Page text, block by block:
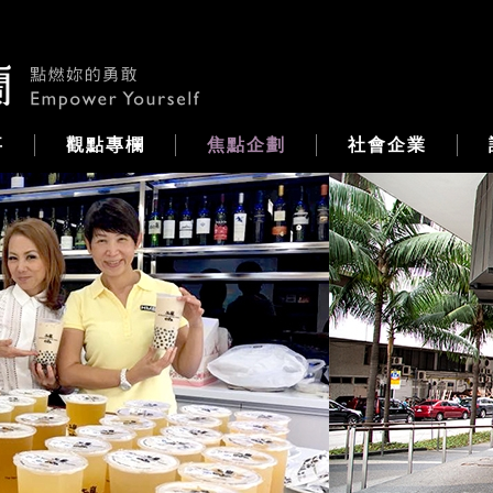
觀點專欄 焦點企劃 社會企業